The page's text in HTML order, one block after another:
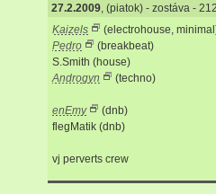
27.2.2009, (piatok) - zostáva -
Kaizels
(electrohouse,
Pedro
(breakbeat)
S.Smith (house)
Androgyn
(techno)
enEmy
(dnb)
flegMatik (dnb)
vj perverts crew